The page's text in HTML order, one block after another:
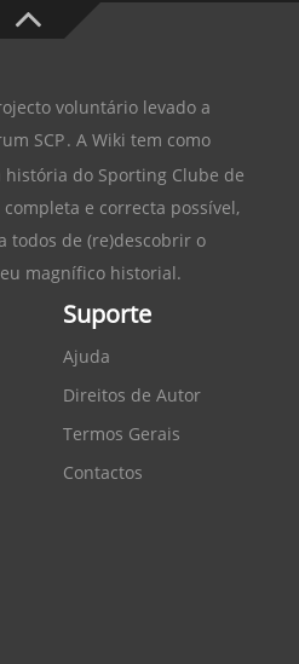
voluntário levado a
SCP. A Wiki tem como
história do Sporting Clube de
e correcta possível,
todos de (re)descobrir o
magnífico historial.
Suporte
Ajuda
Direitos de Autor
Termos Gerais
Contactos